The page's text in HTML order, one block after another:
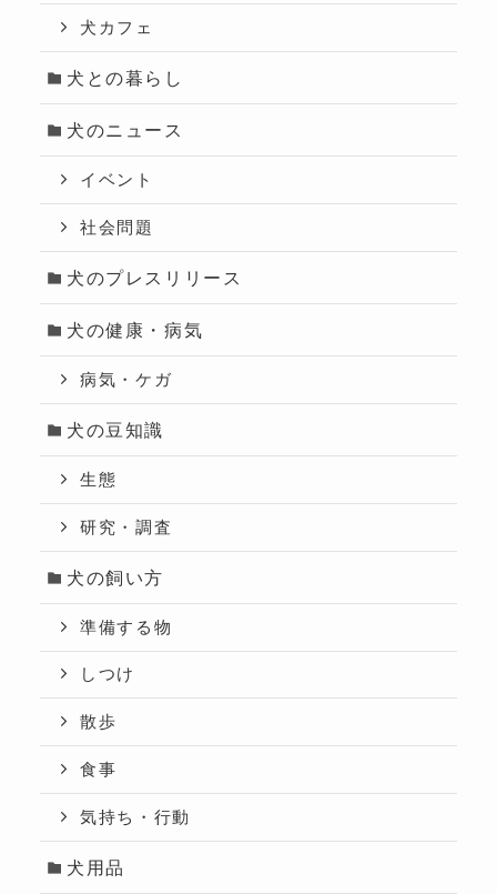
犬カフェ
犬との暮らし
犬のニュース
イベント
社会問題
犬のプレスリリース
犬の健康・病気
病気・ケガ
犬の豆知識
生態
研究・調査
犬の飼い方
準備する物
しつけ
散歩
食事
気持ち・行動
犬用品